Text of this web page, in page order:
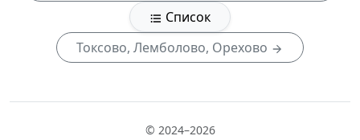
Список
Токсово, Лемболово, Орехово
© 2024–2026